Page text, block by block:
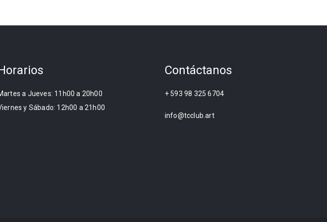
a Jueves: 11h00 a 20h00
y Sábado: 12h00 a 21h00
Contáctanos
+ 593 98 325 6704
info@tcclub.art